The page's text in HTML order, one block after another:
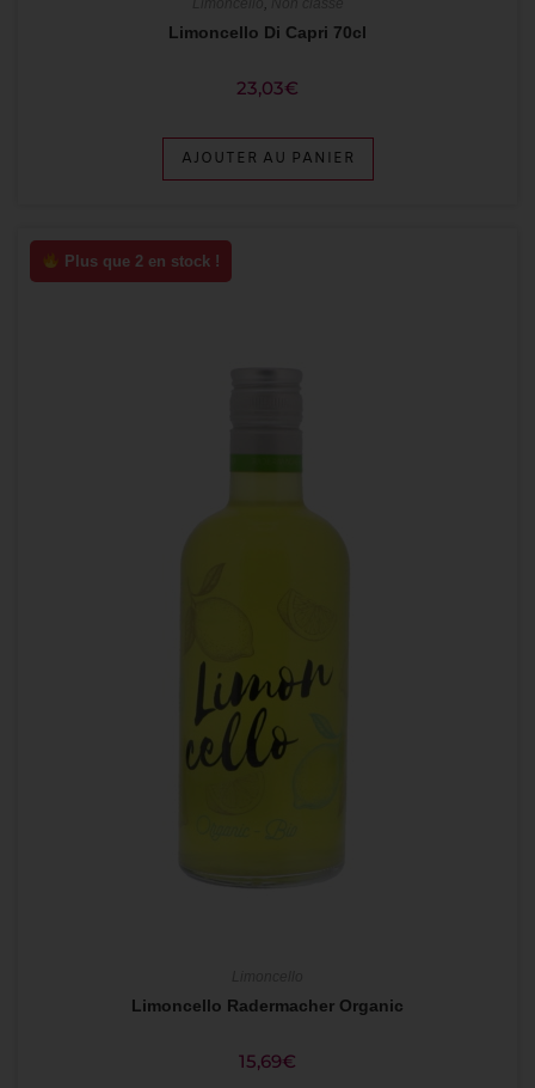
Limoncello Di Capri 70cl
23,03€
AJOUTER AU PANIER
Plus que 2 en stock !
Limoncello Radermacher Organic
15,69€